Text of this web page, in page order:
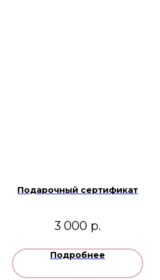
Подарочный сертификат
3 000 р.
Подробнее